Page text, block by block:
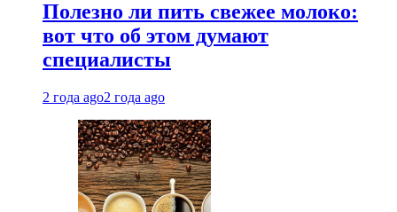
Полезно ли пить свежее молоко:
вот что об этом думают
специалисты
2 года ago2 года ago